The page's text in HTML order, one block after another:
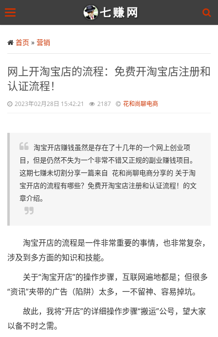
to
main
Toggle
首页 » 营销
网上开淘宝店的流程：免费开淘宝店注册和
认证流程！
2023年02月28日 15:42:21 2187 花和尚聊电商
淘宝开店赚钱虽然是存在了十几年的一个网上创业项
目，但是仍然不失为一个非常不错又正规的副业赚钱项目。
这期七赚未切割分享一篇来自 花和尚聊电商分享的 关于淘
宝开店的流程有哪些？免费开淘宝店注册和认证流程！的文
章介绍。
淘宝开店的流程是一件非常重要的事情，也非常复杂，
涉及到多方面的知识和技能。
关于“淘宝开店”的操作步骤，互联网遍地都是；但很多
“资讯”夹带的广告（陷阱）太多，一不留神、容易掉坑。
故此，我将“开店”的详细操作步骤“搬运”公号，望大家
以备不时之需。